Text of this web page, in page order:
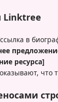
Linktree
в
ресурса]
что